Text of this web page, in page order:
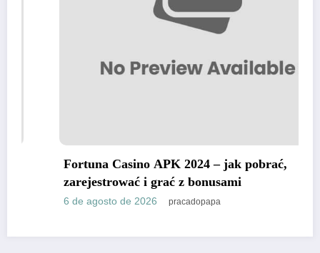
Fortuna Casino APK 2024 – jak pobrać,
zarejestrować i grać z bonusami
6 de agosto de 2026 pracadopapa